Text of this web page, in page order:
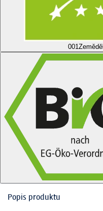
001
Popis produktu